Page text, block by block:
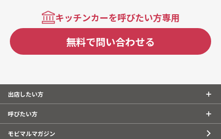
キッチンカーを呼びたい方専用
無料で問い合わせる
出店したい方
呼びたい方
モビマルマガジン